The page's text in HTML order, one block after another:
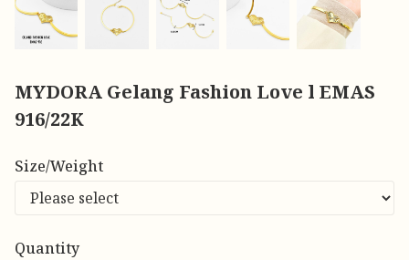
MYDORA Gelang Fashion Love l EMAS
916/22K
Size/Weight
Quantity